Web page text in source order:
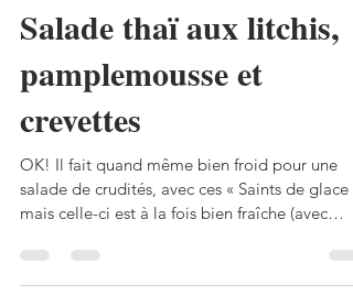
11 mai
4 min de lecture
Salade thaï aux litchis,
pamplemousse et
crevettes